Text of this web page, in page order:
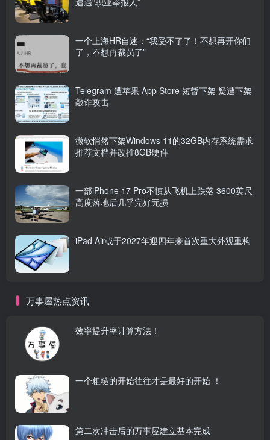
一个上海HR自述：“我受不了了！不想再开你们
了，不想再裁员了”
Telegram 遭苹果 App Store 短暂下架 疑遭下架
敲诈攻击
微软悄然下架Windows 11的32GB内存系统需求
推荐文档并改推8GB硬件
一部iPhone 17 Pro不慎从飞机上跌落 3600英尺
高度落地后几乎完好无损
iPad Air或于2027年迎四年来首次重大外观重构
万事屋热点资讯
效率提升率计算方法！
一个粗糙的开始往往才是最好的开始 ！
第二次冲击后的万事屋建立基本完成